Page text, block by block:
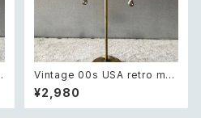
Vintage 00s USA retro mo
notone bijou classical des
ign pierce レトロ アメリカ ヴ
ィンテージ アクセサリー モノト
¥2,980